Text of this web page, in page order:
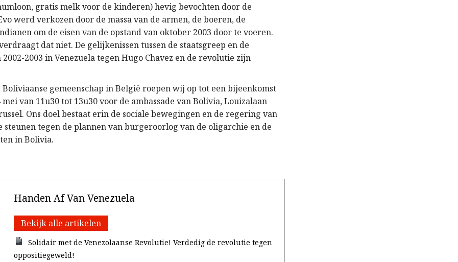
gratis melk voor de kinderen) hevig bevochten door de
werd verkozen door de massa van de armen, de boeren, de
om de eisen van de opstand van oktober 2003 door te voeren.
dat niet. De gelijkenissen tussen de staatsgreep en de
2003 in Venezuela tegen Hugo Chavez en de revolutie zijn
Boliviaanse gemeenschap in België roepen wij op tot een bijeenkomst
mei van 11u30 tot 13u30 voor de ambassade van Bolivia, Louizalaan
Ons doel bestaat erin de sociale bewegingen en de regering van
steunen tegen de plannen van burgeroorlog van de oligarchie en de
in Bolivia.
Handen Af Van Venezuela
Bekijk alle artikelen
Solidair met de Venezolaanse Revolutie! Verdedig de revolutie tegen
oppositiegeweld!